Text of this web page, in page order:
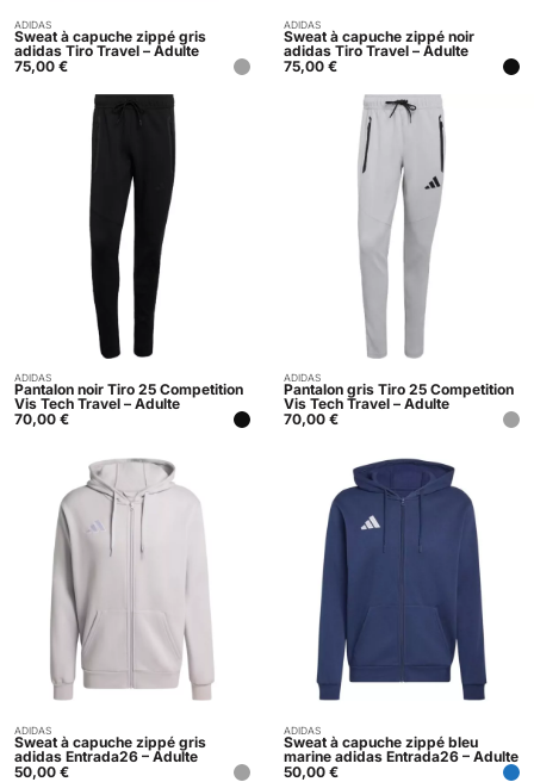
Acheter
ADIDAS
Sweat à capuche zippé gris
adidas Tiro Travel – Adulte
75,00 €
Acheter
ADIDAS
Sweat à capuche zippé noir
adidas Tiro Travel – Adulte
75,00 €
Indisponible
ADIDAS
Pantalon noir Tiro 25 Competition
Vis Tech Travel – Adulte
70,00 €
Acheter
ADIDAS
Pantalon gris Tiro 25 Competition
Vis Tech Travel – Adulte
70,00 €
Acheter
ADIDAS
Sweat à capuche zippé gris
adidas Entrada26 – Adulte
50,00 €
Acheter
ADIDAS
Sweat à capuche zippé bleu
marine adidas Entrada26 – Adulte
50,00 €